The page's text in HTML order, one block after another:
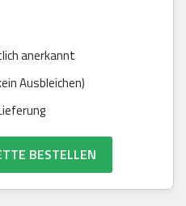
anerkannt
Ausbleichen)
BESTELLEN